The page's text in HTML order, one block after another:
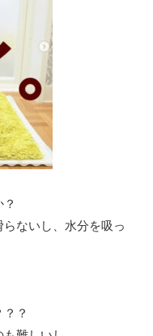
ないし、水分を吸っ
？